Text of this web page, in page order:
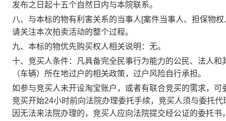
发布之日起十五个自然日内与本院联系。
八、 与本标的物有利害关系的当事人 [案件当事人、担保物
请关注本次拍卖活动的整个过程。
九、 本标的物优先购买权人相关说明： 无。
十、 竞买人条件：
凡具备完全民事行为能力的公民、法人和
（车辆） 所在地过户的相关政策，过户风险自行承担。
如参与竞买人未开设淘宝账户， 或者有联合竞买的需求， 可
竞买开始24小时前向法院办理委托手续， 竞买人须与委托代
因无法来法院办理的， 竞买人应向法院提交经公证的委托